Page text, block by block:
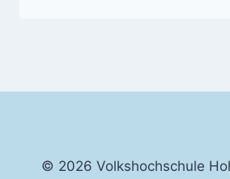
© 2026 Volkshochschule